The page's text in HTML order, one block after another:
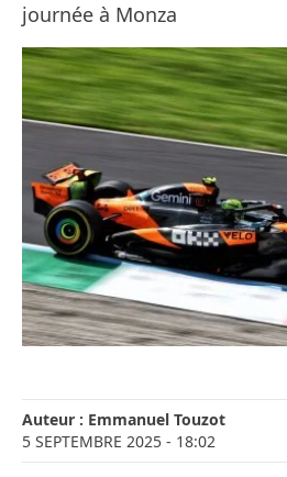
journée à Monza
Auteur : Emmanuel Touzot
5 SEPTEMBRE 2025 - 18:02